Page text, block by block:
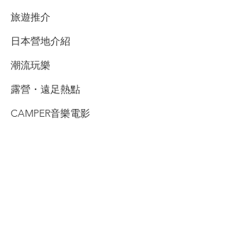
旅遊推介
日本營地介紹
潮流玩樂
露營・遠足熱點
CAMPER音樂電影